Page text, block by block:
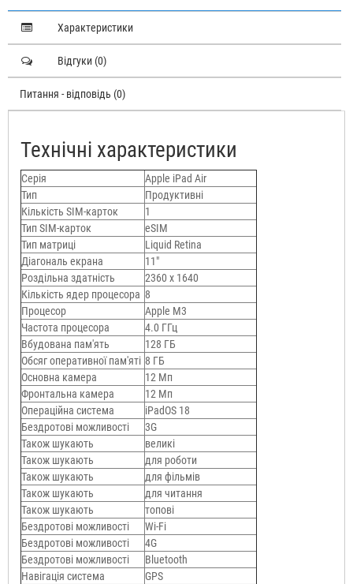
Характеристики
Відгуки (0)
Питання - відповідь (0)
Технічні характеристики
Серія
Apple iPad Air
Тип
Продуктивні
Кількість SIM-карток
1
Тип SIM-карток
eSIM
Тип матриці
Liquid Retina
Діагональ екрана
11"
Роздільна здатність
2360 x 1640
Кількість ядер процесора 8
Процесор
Apple M3
Частота процесора
4.0 ГГц
Вбудована пам'ять
128 ГБ
Обсяг оперативної пам'яті 8 ГБ
Основна камера
12 Мп
Фронтальна камера
12 Мп
Операційна система
iPadOS 18
Бездротові можливості
3G
Також шукають
великі
Також шукають
для роботи
Також шукають
для фільмів
Також шукають
для читання
Також шукають
топові
Бездротові можливості
Wi-Fi
Бездротові можливості
4G
Бездротові можливості
Bluetooth
Навігація система
GPS